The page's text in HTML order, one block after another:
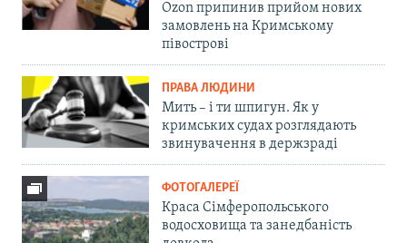
Ozon припинив прийом нових
замовлень на Кримському
півострові
ПРАВА ЛЮДИНИ
Мить – і ти шпигун. Як у
кримських судах розглядають
звинувачення в держзраді
ФОТОГАЛЕРЕЇ
Краса Сімферопольського
водосховища та занедбаність